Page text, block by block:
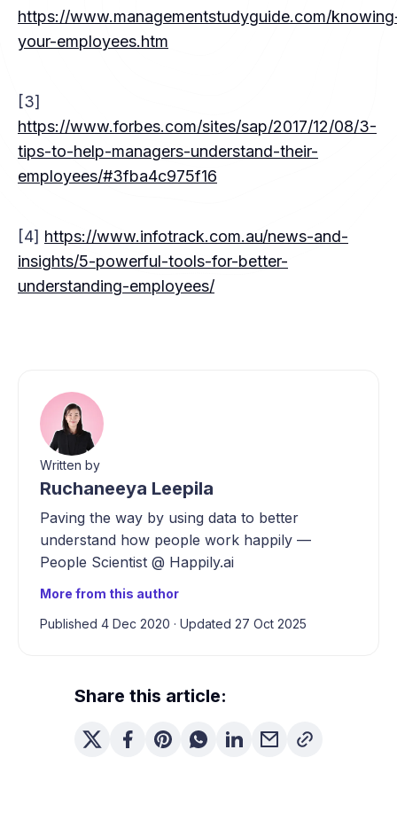
https://www.managementstudyguide.com/
your-employees.htm
[3]
https://www.forbes.com/sites/sap/2017/12/08/3-
tips-to-help-managers-understand-their-
employees/#3fba4c975f16
[4] https://www.infotrack.com.au/news-and-
insights/5-powerful-tools-for-better-
understanding-employees/
Written by
Ruchaneeya Leepila
Paving the way by using data to better
understand how people work happily —
People Scientist @ Happily.ai
More from this author
Published 4 Dec 2020 · Updated 27 Oct 2025
Share this article: